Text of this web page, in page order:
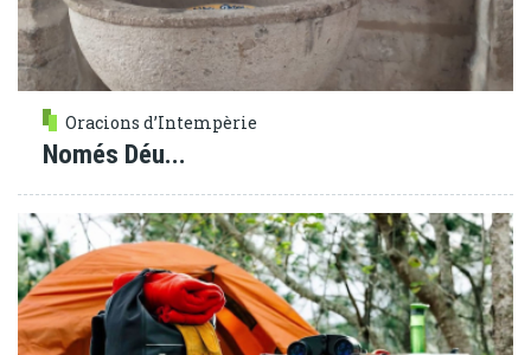
Oracions d’Intempèrie
Només Déu...